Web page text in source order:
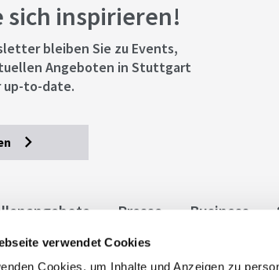
verwendet Cookies
Cookies, um Inhalte und Anzeigen zu
sich inspirieren!
bleiben Sie zu Events,
Angeboten in Stuttgart
up-to-date.
Presse Business